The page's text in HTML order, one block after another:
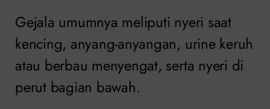
Gejala umumnya meliputi nyeri saat
kencing, anyang-anyangan, urine keruh
atau berbau menyengat, serta nyeri di
perut bagian bawah.